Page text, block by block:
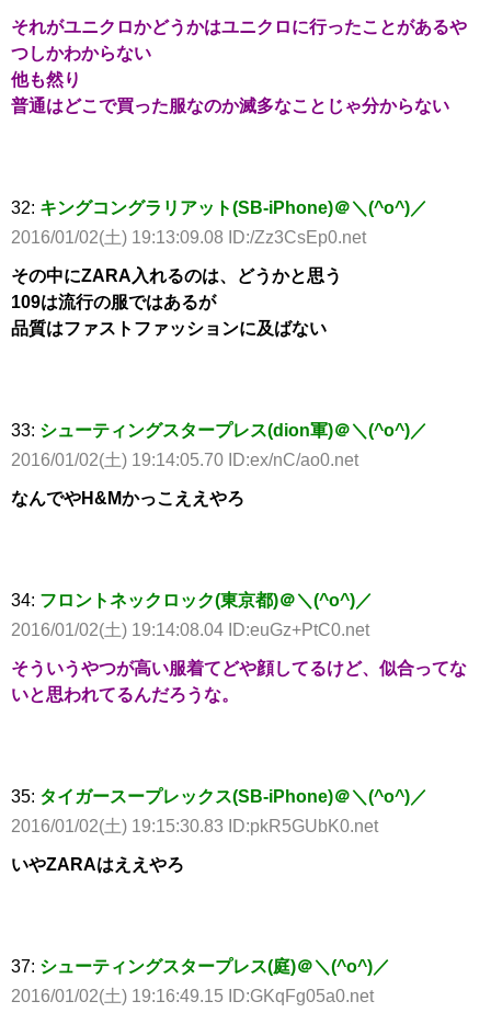
それがユニクロかどうかはユニクロに行ったことがあるや
つしかわからない
他も然り
普通はどこで買った服なのか滅多なことじゃ分からない
32: キングコングラリアット(SB-iPhone)＠＼(^o^)／
2016/01/02(土) 19:13:09.08 ID:/Zz3CsEp0.net
その中にZARA入れるのは、どうかと思う
109は流行の服ではあるが
品質はファストファッションに及ばない
33: シューティングスタープレス(dion軍)＠＼(^o^)／
2016/01/02(土) 19:14:05.70 ID:ex/nC/ao0.net
なんでやH&Mかっこええやろ
34: フロントネックロック(東京都)＠＼(^o^)／
2016/01/02(土) 19:14:08.04 ID:euGz+PtC0.net
そういうやつが高い服着てどや顔してるけど、似合ってな
いと思われてるんだろうな。
35: タイガースープレックス(SB-iPhone)＠＼(^o^)／
2016/01/02(土) 19:15:30.83 ID:pkR5GUbK0.net
いやZARAはええやろ
37: シューティングスタープレス(庭)＠＼(^o^)／
2016/01/02(土) 19:16:49.15 ID:GKqFg05a0.net